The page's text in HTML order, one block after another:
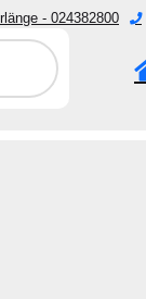
- 024382800
Verktyg